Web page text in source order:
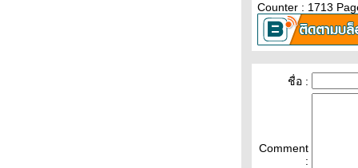
Counter : 1713
ชื่อ :
Comment
: